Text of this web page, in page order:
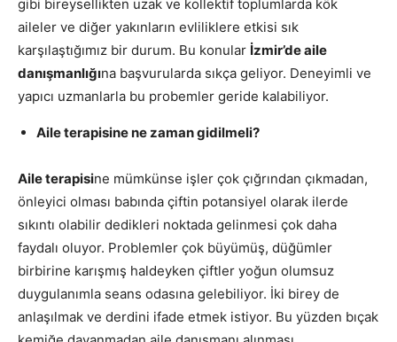
gibi bireysellikten uzak ve kollektif toplumlarda kök
aileler ve diğer yakınların evliliklere etkisi sık
karşılaştığımız bir durum. Bu konular İzmir’de aile
danışmanlığına başvurularda sıkça geliyor. Deneyimli ve
yapıcı uzmanlarla bu probemler geride kalabiliyor.
Aile terapisine ne zaman gidilmeli?
Aile terapisine mümkünse işler çok çığrından çıkmadan,
önleyici olması babında çiftin potansiyel olarak ilerde
sıkıntı olabilir dedikleri noktada gelinmesi çok daha
faydalı oluyor. Problemler çok büyümüş, düğümler
birbirine karışmış haldeyken çiftler yoğun olumsuz
duygulanımla seans odasına gelebiliyor. İki birey de
anlaşılmak ve derdini ifade etmek istiyor. Bu yüzden bıçak